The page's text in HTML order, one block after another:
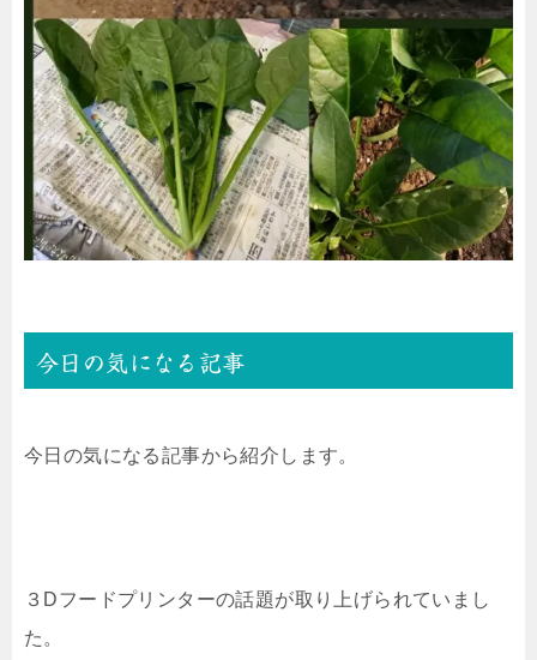
今日の気になる記事
今日の気になる記事から紹介します。
３Dフードプリンターの話題が取り上げられていまし
た。